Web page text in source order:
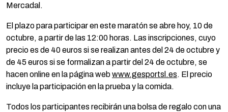
Mercadal.
El plazo para participar en este maratón se abre hoy, 10 de
octubre, a partir de las 12:00 horas. Las inscripciones, cuyo
precio es de 40 euros si se realizan antes del 24 de octubre y
de 45 euros si se formalizan a partir del 24 de octubre, se
hacen online en la página webwww.gesportsl.es. El precio
incluye la participación en la prueba y la comida.
Todos los participantes recibirán una bolsa de regalo con una